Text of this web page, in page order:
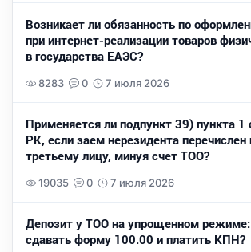
Возникает ли обязанность по
при интернет-реализации товаров
в государства ЕАЭС?
8283 0 7 июля 2026
Применяется ли подпункт 39) пункта
РК, если заем нерезидента
третьему лицу, минуя счет ТОО?
19035 0 7 июля 2026
Депозит у ТОО на упрощенном
сдавать форму 100.00 и платить КПН?